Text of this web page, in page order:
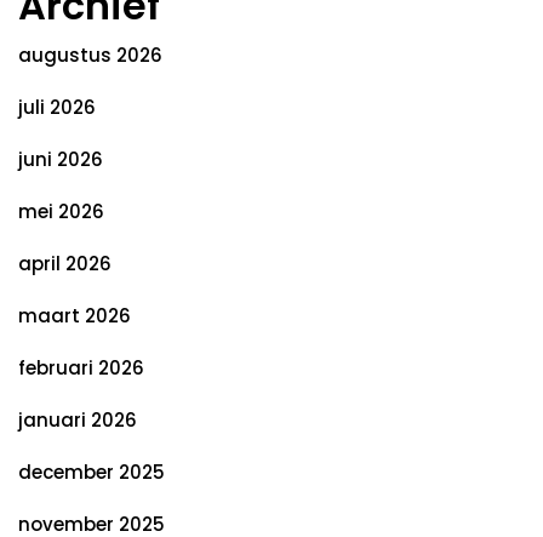
augustus 2026
juli 2026
juni 2026
mei 2026
april 2026
maart 2026
februari 2026
januari 2026
december 2025
november 2025